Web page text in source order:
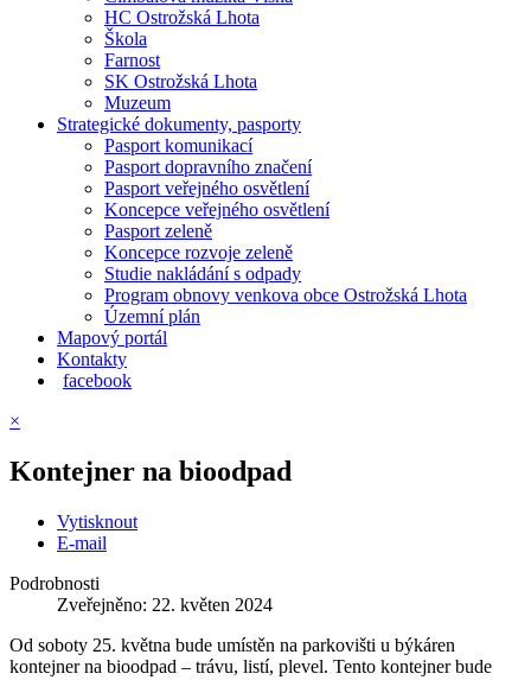
HC Ostrožská Lhota
Škola
Farnost
SK Ostrožská Lhota
Muzeum
Strategické dokumenty, pasporty
Pasport komunikací
Pasport dopravního značení
Pasport veřejného osvětlení
Koncepce veřejného osvětlení
Pasport zeleně
Koncepce rozvoje zeleně
Studie nakládání s odpady
Program obnovy venkova obce Ostrožská Lhota
Územní plán
Mapový portál
Kontakty
facebook
×
Kontejner na bioodpad
Vytisknout
E-mail
Podrobnosti
Zveřejněno: 22. květen 2024
Od soboty 25. května bude umístěn na parkovišti u býkáren
kontejner na bioodpad – trávu, listí, plevel. Tento kontejner bude